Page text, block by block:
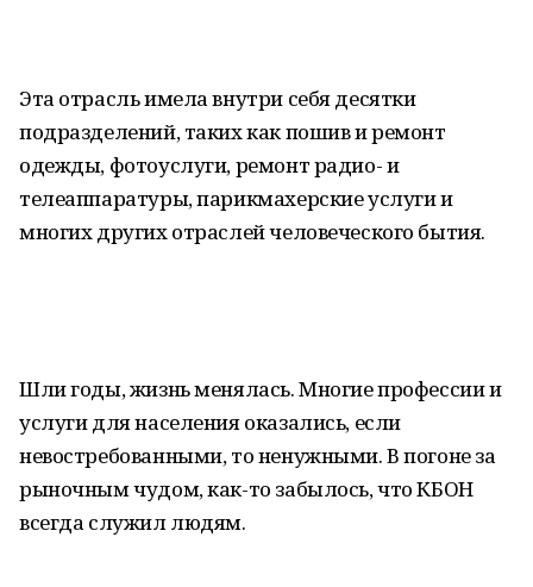
Эта отрасль имела внутри себя десятки
подразделений, таких как пошив и ремонт
одежды, фотоуслуги, ремонт радио- и
телеаппаратуры, парикмахерские услуги и
многих других отраслей человеческого бытия.
Шли годы, жизнь менялась. Многие профессии и
услуги для населения оказались, если
невостребованными, то ненужными. В погоне за
рыночным чудом, как-то забылось, что КБОН
всегда служил людям.